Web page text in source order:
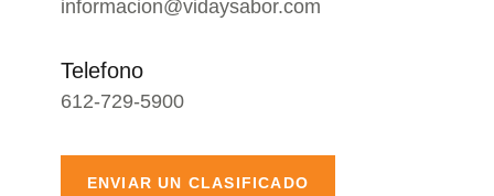
informacion@vidaysabor.com
Telefono
612-729-5900
ENVIAR UN CLASIFICADO